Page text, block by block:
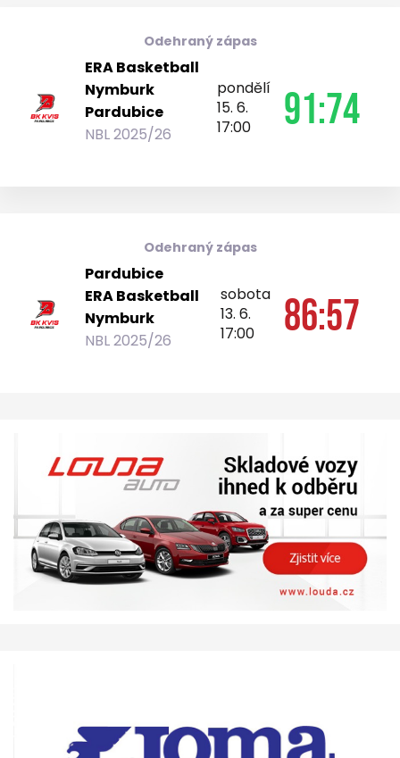
Odehraný zápas
ERA Basketball
Nymburk
Pardubice
NBL 2025/26
pondělí
15. 6.
17:00
91:74
Odehraný zápas
Pardubice
ERA Basketball
Nymburk
NBL 2025/26
sobota
13. 6.
17:00
86:57